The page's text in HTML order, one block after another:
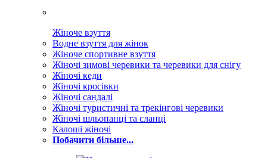
Жіноче взуття
Водне взуття для жінок
Жіноче спортивне взуття
Жіночі зимові черевики та черевики для снігу
Жіночі кеди
Жіночі кросівки
Жіночі сандалі
Жіночі туристичні та трекінгові черевики
Жіночі шльопанці та сланці
Калоші жіночі
Побачити більше...